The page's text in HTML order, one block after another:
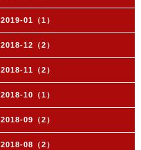
2019-01（1）
2018-12（2）
2018-11（2）
2018-10（1）
2018-09（2）
2018-08（2）